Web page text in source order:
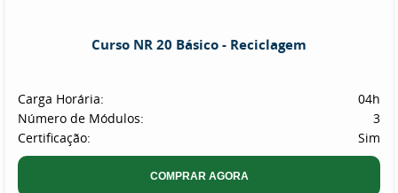
Curso NR 20 Básico - Reciclagem
Carga Horária:
04h
Número de Módulos:
3
Certificação:
Sim
COMPRAR AGORA